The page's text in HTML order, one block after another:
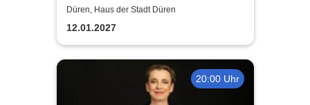
Ballet Napoli
Düren, Haus der Stadt Düren
12.01.2027
20:00 Uhr